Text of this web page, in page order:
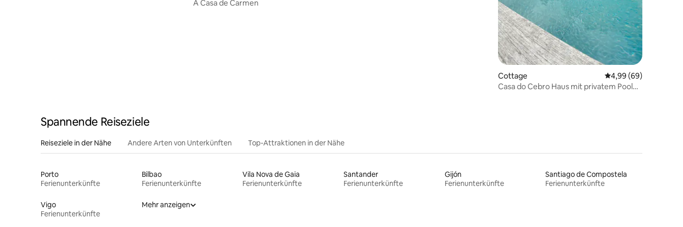
A Casa de Carmen
Cottage Durchschnittliche
4,99 (69)
Casa do Cebro Haus mit privatem Pool
Spannende Reiseziele
Reiseziele in der Nähe Andere Arten von Unterkünften Top-Attraktionen in der Nähe
Porto
Ferienunterkünfte
Bilbao
Ferienunterkünfte
Vila Nova de Gaia
Ferienunterkünfte
Santander
Ferienunterkünfte
Gijón
Ferienunterkünfte
Santiago de Compostela
Ferienunterkünfte
Vigo
Ferienunterkünfte
Mehr anzeigen